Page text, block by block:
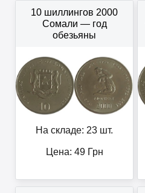
10 шиллингов 2000
Сомали — год
обезьяны
На складе: 23 шт.
Цена: 49Грн